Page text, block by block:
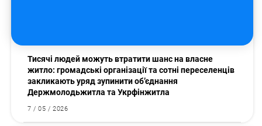
Тисячі людей можуть втратити шанс на власне
житло: громадські організації та сотні переселенців
закликають уряд зупинити об’єднання
Держмолодьжитла та Укрфінжитла
7 / 05 / 2026